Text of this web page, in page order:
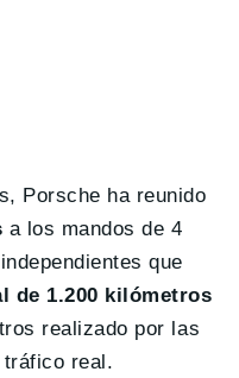
Porsche ha reunido
a los mandos de 4
que
de 1.200 kilómetros
realizado por las
real.